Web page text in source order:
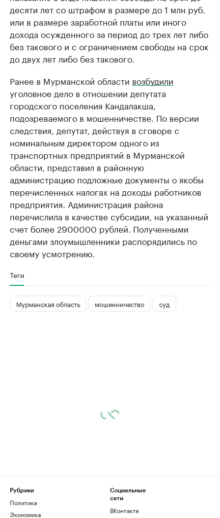
десяти лет со штрафом в размере до 1 млн руб.
или в размере заработной платы или иного
дохода осужденного за период до трех лет либо
без такового и с ограничением свободы на срок
до двух лет либо без такового.
Ранее в Мурманской области возбудили
уголовное дело в отношении депутата
городского поселения Кандалакша,
подозреваемого в мошенничестве. По версии
следствия, депутат, действуя в сговоре с
номинальным директором одного из
транспортных предприятий в Мурманской
области, представил в районную
администрацию подложные документы о якобы
перечисленных налогах на доходы работников
предприятия. Администрация района
перечислила в качестве субсидии, на указанный
счет более 2900000 рублей. Полученными
деньгами злоумышленники распорядились по
своему усмотрению.
Теги
Мурманская область мошенничество суд
Рубрики
Политика
Экономика
Социальные
сети
ВКонтакте